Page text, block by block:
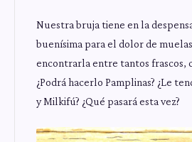
Nuestra bruja tiene en la
buenísima para el dolor de
encontrarla entre tantos frascos,
¿Podrá hacerlo Pamplinas? ¿Le
y Milkifú? ¿Qué pasará esta vez?